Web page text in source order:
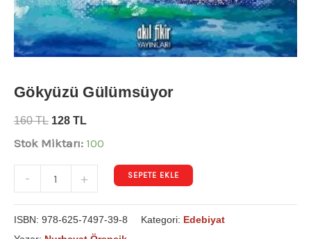
Gökyüzü Gülümsüyor
160TL 128 TL
Stok Miktarı: 100
- + SEPETE EKLE
ISBN: 978-625-7497-39-8 Kategori: Edebiyat